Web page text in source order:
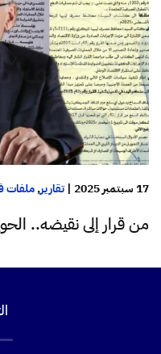
17 سبتمبر 2025 |تقارير,ملفات
من قرار إلى نقيضه..